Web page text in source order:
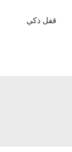
قفل ذكي